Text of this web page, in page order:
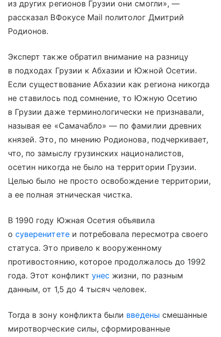
из других регионов Грузии они смогли», —
рассказал ВФокусе Mail политолог Дмитрий
Родионов.
Эксперт также обратил внимание на разницу
в подходах Грузии к Абхазии и Южной Осетии.
Если существование Абхазии как региона никогда
не ставилось под сомнение, то Южную Осетию
в Грузии даже терминологически не признавали,
называя ее «Самачабло» — по фамилии древних
князей. Это, по мнению Родионова, подчеркивает,
что, по замыслу грузинских националистов,
осетин никогда не было на территории Грузии.
Целью было не просто освобождение территории,
а ее полная этническая чистка.
В 1990 году Южная Осетия объявила
осуверенитетеи потребовала пересмотра своего
статуса. Это привело к вооруженному
противостоянию, которое продолжалось до 1992
года. Этот конфликт унес жизни, по разным
данным, от 1,5 до 4 тысяч человек.
Тогда в зону конфликта были введены смешанные
миротворческие силы, сформированные